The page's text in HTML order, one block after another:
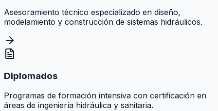
Asesoramiento técnico especializado en diseño,
modelamiento y construcción de sistemas hidráulicos.
Diplomados
Programas de formación intensiva con certificación en
áreas de ingeniería hidráulica y sanitaria.